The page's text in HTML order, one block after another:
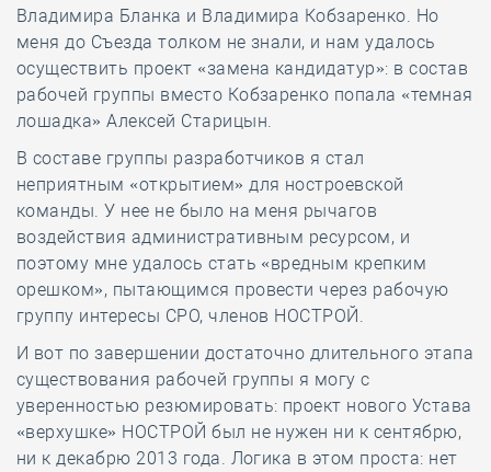
Владимира Бланка и Владимира Кобзаренко. Но
меня до Съезда толком не знали, и нам удалось
осуществить проект «замена кандидатур»: в состав
рабочей группы вместо Кобзаренко попала «темная
лошадка» Алексей Старицын.
В составе группы разработчиков я стал
неприятным «открытием» для ностроевской
команды. У нее не было на меня рычагов
воздействия административным ресурсом, и
поэтому мне удалось стать «вредным крепким
орешком», пытающимся провести через рабочую
группу интересы СРО, членов НОСТРОЙ.
И вот по завершении достаточно длительного этапа
существования рабочей группы я могу с
уверенностью резюмировать: проект нового Устава
«верхушке» НОСТРОЙ был не нужен ни к сентябрю,
ни к декабрю 2013 года. Логика в этом проста: нет